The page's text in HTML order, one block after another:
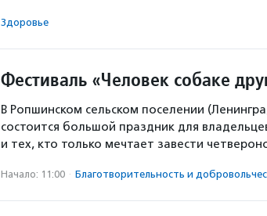
Здоровье
Фестиваль «Человек собаке
В Ропшинском сельском поселении
состоится большой праздник для
и тех, кто только мечтает завести
Начало: 11:00 · Благотвори­тель­ность и